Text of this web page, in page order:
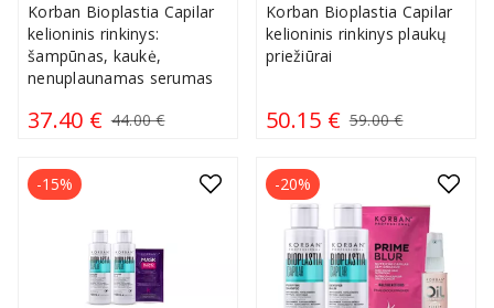
Korban Bioplastia Capilar
kelioninis rinkinys:
šampūnas, kaukė,
nenuplaunamas serumas
37.40 € 44.00 €
Korban Bioplastia Capilar
kelioninis rinkinys plaukų
priežiūrai
50.15 € 59.00 €
-15% -20%